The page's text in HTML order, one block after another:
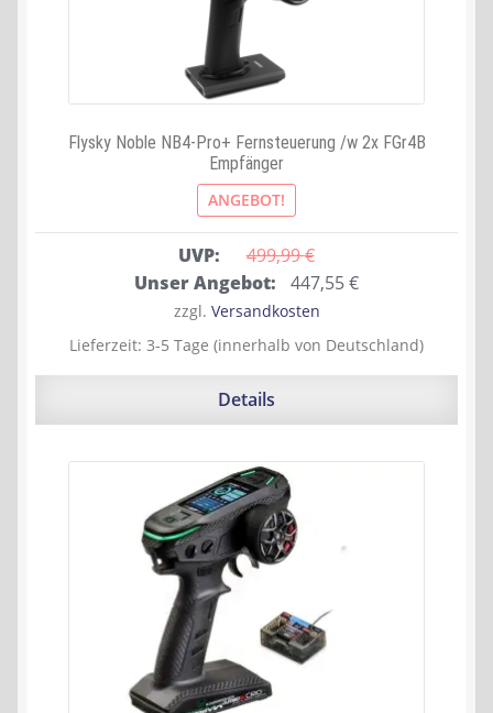
Flysky Noble NB4-Pro+ Fernsteuerung /w 2x FGr4B
Empfänger
ANGEBOT!
UVP: 499,99 €
Ursprünglicher
Preis
war:
Unser Angebot: 447,55€Aktueller
ist:
zzgl. Versandkosten
Lieferzeit: 3-5 Tage (innerhalb von Deutschland)
Details